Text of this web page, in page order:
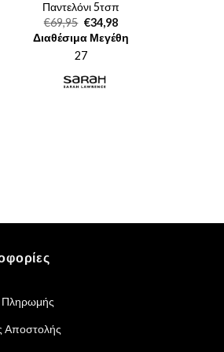
Παντελόνι 5τσπ
€69,95 Original
price
was:
€69,95.
€34,98Η
τρέχουσα
τιμή
Διαθέσιμα Μεγέθη
27
Πληρωμής
Αποστολής